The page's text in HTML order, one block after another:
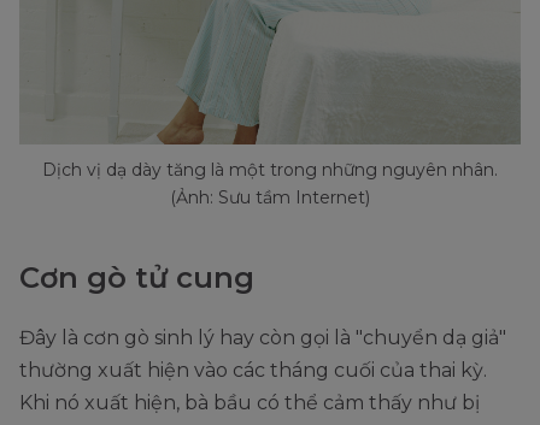
Dịch vị dạ dày tăng là một trong những nguyên nhân.
(Ảnh: Sưu tầm Internet)
Cơn gò tử cung
Đây là cơn gò sinh lý hay còn gọi là "chuyển dạ giả"
thường xuất hiện vào các tháng cuối của thai kỳ.
Khi nó xuất hiện, bà bầu có thể cảm thấy như bị